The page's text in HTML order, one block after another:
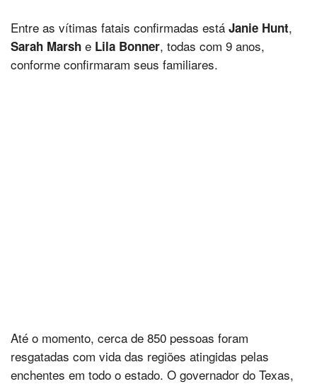
Entre as vítimas fatais confirmadas está Janie Hunt,
Sarah Marsh e Lila Bonner, todas com 9 anos,
conforme confirmaram seus familiares.
Até o momento, cerca de 850 pessoas foram
resgatadas com vida das regiões atingidas pelas
enchentes em todo o estado. O governador do Texas,